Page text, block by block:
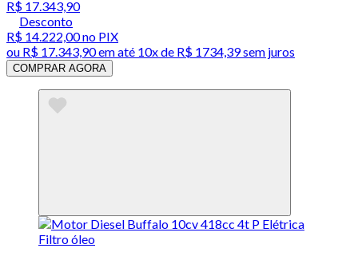
R$ 17.343,90
Desconto
R$ 14.222,00no PIX
ou R$ 17.343,90em até 10x de R$ 1734,39 sem juros
COMPRAR AGORA